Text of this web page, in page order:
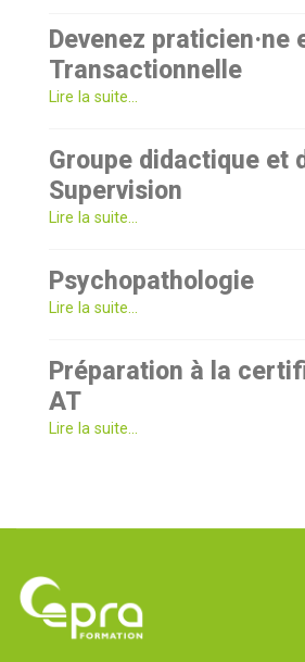
Devenez praticien·ne
Transactionnelle
Lire la suite...
Groupe didactique et
Supervision
Lire la suite...
Psychopathologie
Lire la suite...
Préparation à la
AT
Lire la suite...